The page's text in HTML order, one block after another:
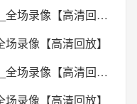
2026年05月26日 尼克斯VS骑士_全场录像【高清回放】
录像【高清回放】
2026年05月24日 尼克斯VS骑士_全场录像【高清回放】
录像【高清回放】